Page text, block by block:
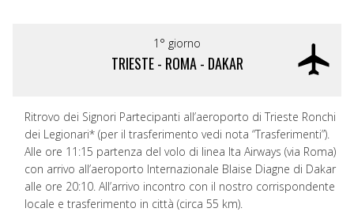
1° giorno
TRIESTE - ROMA - DAKAR
Ritrovo dei Signori Partecipanti all’aeroporto di Trieste Ronchi
dei Legionari* (per il trasferimento vedi nota “Trasferimenti”).
Alle ore 11:15 partenza del volo di linea Ita Airways (via Roma)
con arrivo all’aeroporto Internazionale Blaise Diagne di Dakar
alle ore 20:10. All’arrivo incontro con il nostro corrispondente
locale e trasferimento in città (circa 55 km).